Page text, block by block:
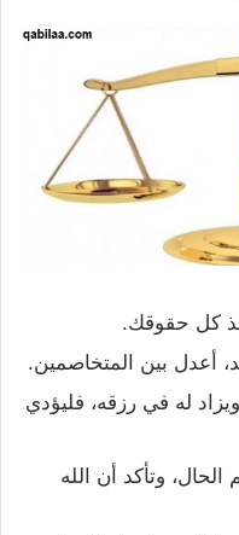
كل حقوقك.
أعدل بين المتخاصمين.
له في رزقه، فليؤدي
وتأكد أن الله